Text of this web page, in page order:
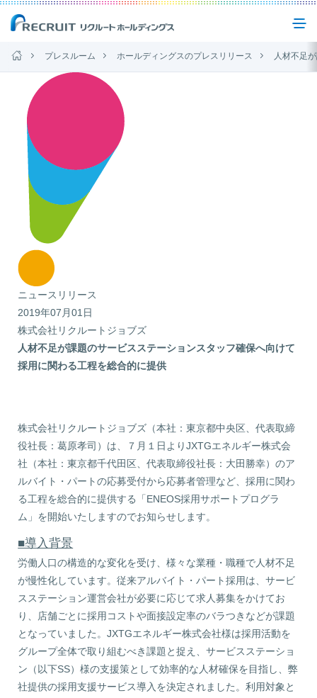
企業情報
事業紹介
サステナビリティ
IR(投資家情報)
ニュース
お問い合わせ
プレスルーム ホールディングスのプレスリリース 人材不足が課題のサービス
ニュースリリース
2019年07月01日
株式会社リクルートジョブズ
人材不足が課題のサービスステーションスタッフ確保へ向けて
採用に関わる工程を総合的に提供
株式会社リクルートジョブズ（本社：東京都中央区、代表取締
役社長：葛原孝司）は、７月１日よりJXTGエネルギー株式会
社（本社：東京都千代田区、代表取締役社長：大田勝幸）のア
ルバイト・パートの応募受付から応募者管理など、採用に関わ
る工程を総合的に提供する「ENEOS採用サポートプログラ
ム」を開始いたしますのでお知らせします。
■導入背景
労働人口の構造的な変化を受け、様々な業種・職種で人材不足
が慢性化しています。従来アルバイト・パート採用は、サービ
スステーション運営会社が必要に応じて求人募集をかけてお
り、店舗ごとに採用コストや面接設定率のバラつきなどが課題
となっていました。JXTGエネルギー株式会社様は採用活動を
グループ全体で取り組むべき課題と捉え、サービスステーショ
ン（以下SS）様の支援策として効率的な人材確保を目指し、弊
社提供の採用支援サービス導入を決定されました。利用対象と